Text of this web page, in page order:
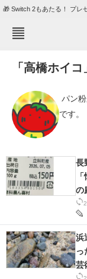
🎁 Switch 2もあたる！ プレ
TOP
エンタメ
グルメ
住まい
動物
会員記事
注目記事を集め
ITの今と未来を
「高橋ホイ
です。
長
の
浜
っ
芸